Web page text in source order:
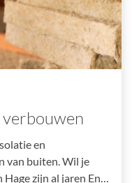
en
van buiten. Wil je
Hage zijn al jaren En…